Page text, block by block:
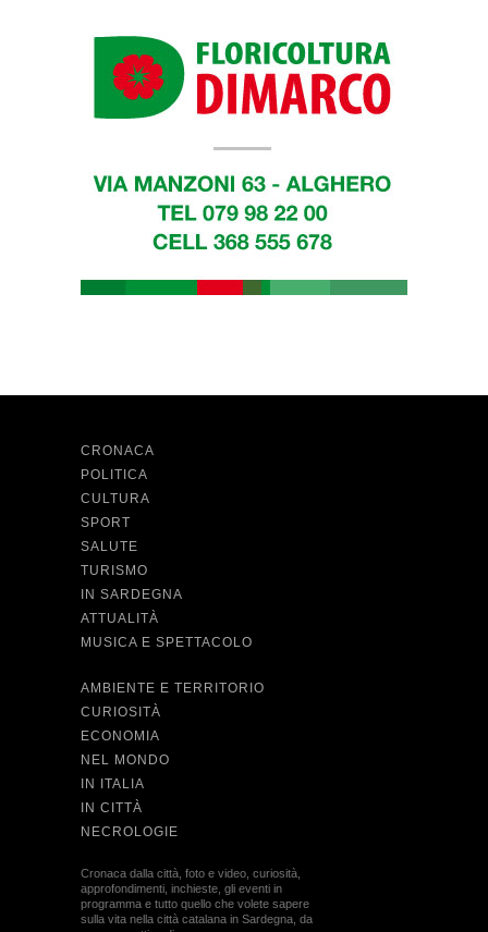
CRONACA
POLITICA
CULTURA
SPORT
SALUTE
TURISMO
IN SARDEGNA
ATTUALITÀ
MUSICA E SPETTACOLO
AMBIENTE E TERRITORIO
CURIOSITÀ
ECONOMIA
NEL MONDO
IN ITALIA
IN CITTÀ
NECROLOGIE
Cronaca dalla città, foto e video, curiosità,
approfondimenti, inchieste, gli eventi in
programma e tutto quello che volete sapere
sulla vita nella città catalana in Sardegna, da